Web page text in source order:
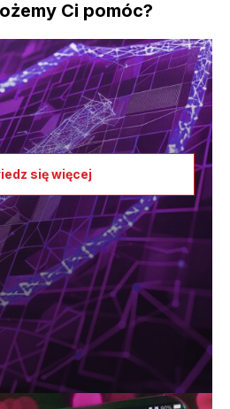
Ci pomóc?
się więcej